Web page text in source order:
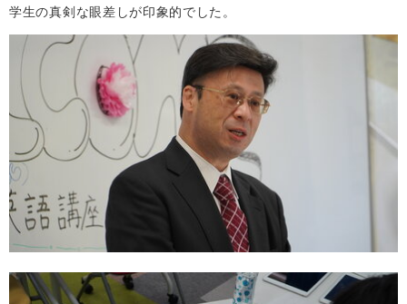
学生の真剣な眼差しが印象的でした。